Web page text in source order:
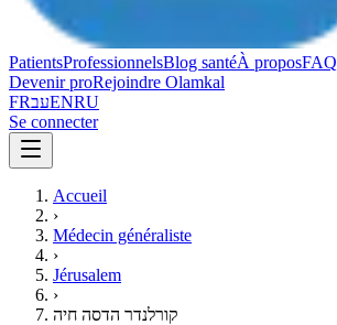
PatientsProfessionnelsBlog santéÀ proposFAQ
Devenir proRejoindre Olamkal
FRעבENRU
Se connecter
Accueil
›
Médecin généraliste
›
Jérusalem
›
קורלנדר הדסה חיה